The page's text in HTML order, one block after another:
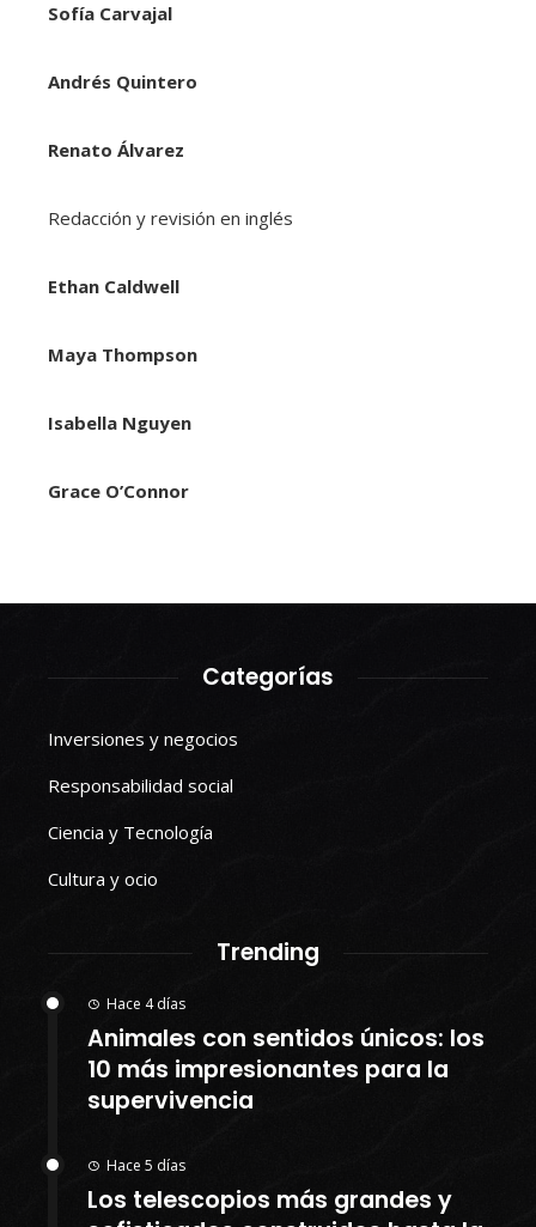
Sofía Carvajal
Andrés Quintero
Renato Álvarez
Redacción y revisión en inglés
Ethan Caldwell
Maya Thompson
Isabella Nguyen
Grace O’Connor
Categorías
Inversiones y negocios
Responsabilidad social
Ciencia y Tecnología
Cultura y ocio
Trending
Hace 4 días
Animales con sentidos únicos: los
10 más impresionantes para la
supervivencia
Hace 5 días
Los telescopios más grandes y